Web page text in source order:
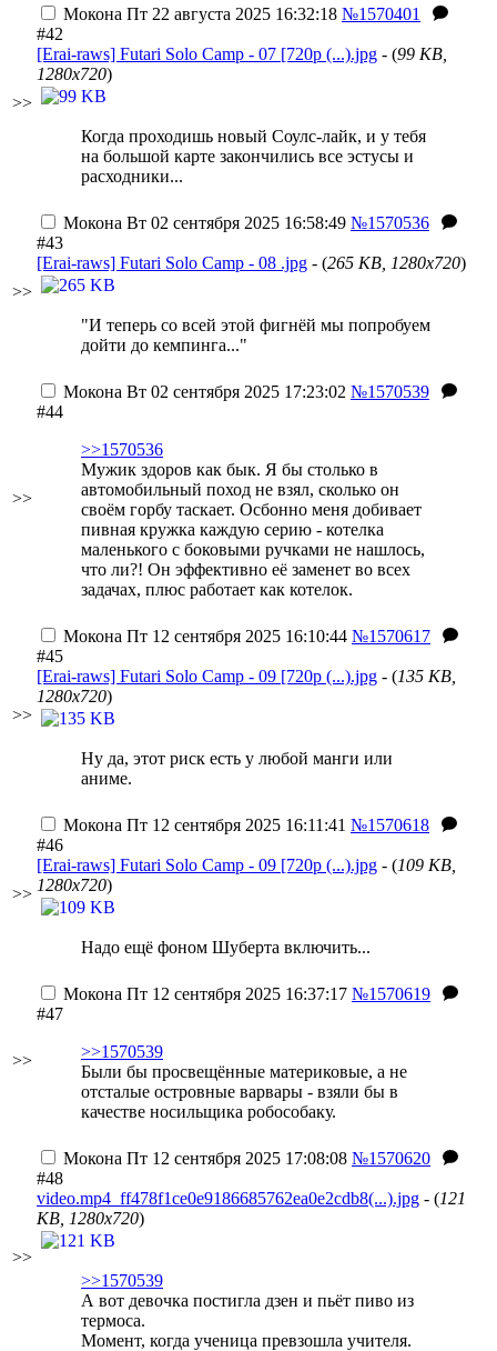
>>
Мокона Пт 22 августа 2025 16:32:18 №1570401
#42
[Erai-raws] Futari Solo Camp - 07 [720p (...).jpg - (99 KB,
1280x720)
Когда проходишь новый Соулс-лайк, и у тебя
на большой карте закончились все эстусы и
расходники...
>>
Мокона Вт 02 сентября 2025 16:58:49 №1570536
#43
[Erai-raws] Futari Solo Camp - 08 .jpg - (265 KB, 1280x720)
"И теперь со всей этой фигнёй мы попробуем
дойти до кемпинга..."
>>
Мокона Вт 02 сентября 2025 17:23:02 №1570539
#44
>>1570536
Мужик здоров как бык. Я бы столько в
автомобильный поход не взял, сколько он
своём горбу таскает. Осбонно меня добивает
пивная кружка каждую серию - котелка
маленького с боковыми ручками не нашлось,
что ли?! Он эффективно её заменет во всех
задачах, плюс работает как котелок.
>>
Мокона Пт 12 сентября 2025 16:10:44 №1570617
#45
[Erai-raws] Futari Solo Camp - 09 [720p (...).jpg - (135 KB,
1280x720)
Ну да, этот риск есть у любой манги или
аниме.
>>
Мокона Пт 12 сентября 2025 16:11:41 №1570618
#46
[Erai-raws] Futari Solo Camp - 09 [720p (...).jpg - (109 KB,
1280x720)
Надо ещё фоном Шуберта включить...
>>
Мокона Пт 12 сентября 2025 16:37:17 №1570619
#47
>>1570539
Были бы просвещённые материковые, а не
отсталые островные варвары - взяли бы в
качестве носильщика робособаку.
>>
Мокона Пт 12 сентября 2025 17:08:08 №1570620
#48
video.mp4_ff478f1ce0e9186685762ea0e2cdb8(...).jpg - (121
KB, 1280x720)
>>1570539
А вот девочка постигла дзен и пьёт пиво из
термоса.
Момент, когда ученица превзошла учителя.